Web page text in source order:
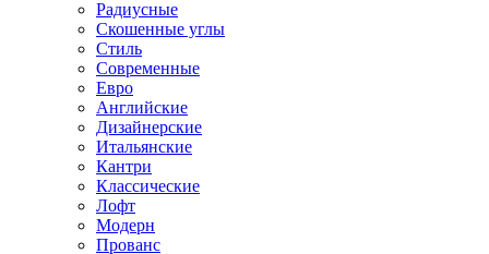
Радиусные
Скошенные углы
Стиль
Современные
Евро
Английские
Дизайнерские
Итальянские
Кантри
Классические
Лофт
Модерн
Прованс